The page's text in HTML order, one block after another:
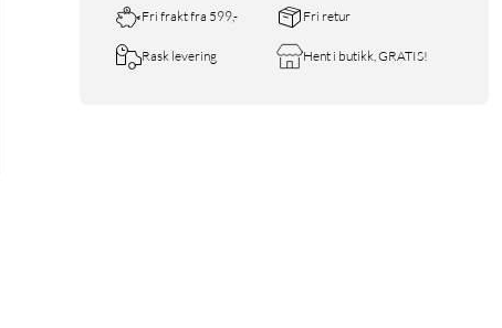
Fri frakt fra 599,- Fri retur
Rask levering Hent i butikk, GRATIS!